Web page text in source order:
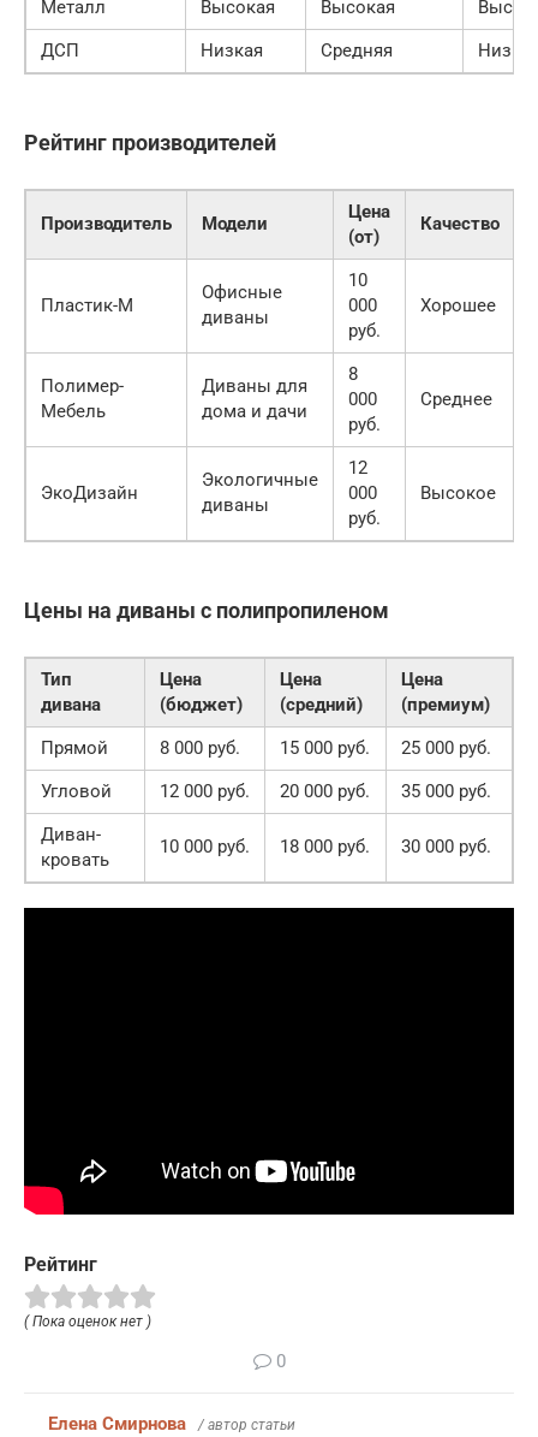
Металл Высокая Высокая
ДСП
Низкая Средняя
Рейтинг производителей
Производитель Модели
Цена
(от)
Качество
Пластик-М
Офисные
диваны
10
000
руб.
Хорошее
Полимер-
Мебель
Диваны для
дома и дачи
8
000
руб.
Среднее
ЭкоДизайн
Экологичные
диваны
12
000
руб.
Высокое
Цены на диваны с полипропиленом
Тип
дивана
Цена
(бюджет)
Цена
(средний)
Цена
(премиум)
Прямой
8 000 руб. 15 000 руб.
25 000 руб.
Угловой
12 000 руб. 20 000 руб.
35 000 руб.
Диван-
кровать
10 000 руб. 18 000 руб. 30 000 руб.
Рейтинг
( Пока оценок нет )
0
Елена Смирнова / автор статьи